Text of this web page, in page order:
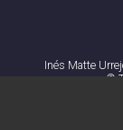
Inés Matte
©